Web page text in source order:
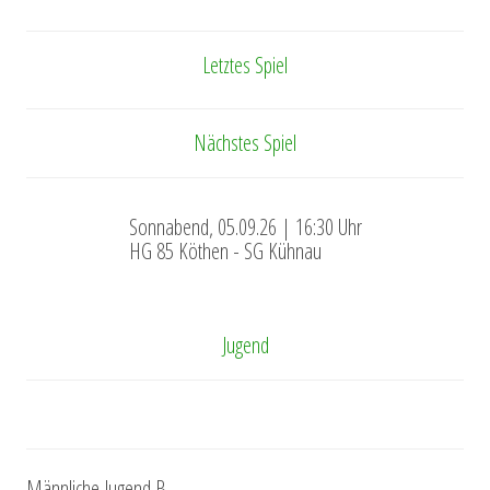
Letztes Spiel
Nächstes Spiel
Sonnabend, 05.09.26 | 16:30 Uhr
HG 85 Köthen - SG Kühnau
Jugend